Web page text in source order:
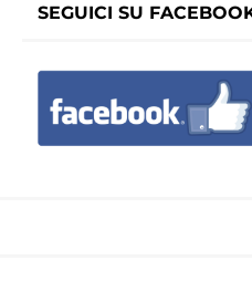
SEGUICI SU